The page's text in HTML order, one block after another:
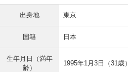
出身地 東京
国籍 日本
生年月日（満年
齢）
1995年1月3日（31歳）